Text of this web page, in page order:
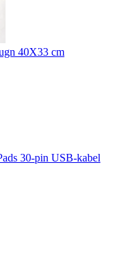
40X33 cm
30-pin USB-kabel